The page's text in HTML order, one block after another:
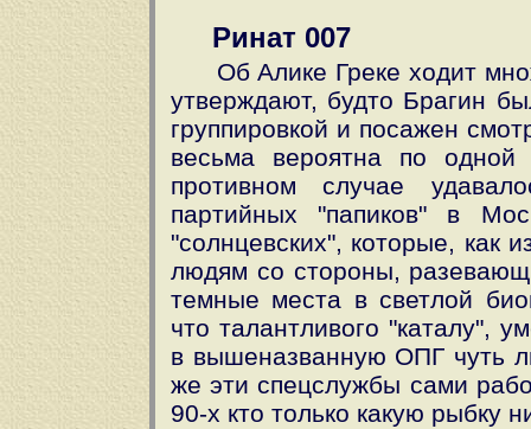
Ринат 007
Об Алике Греке ходит
утверждают, будто Брагин
группировкой и посажен
весьма вероятна по
противном случае
партийных "папиков" в
"солнцевских", которые, как
людям со стороны,
темные места в светлой
что талантливого "каталу",
в вышеназванную ОПГ чуть
же эти спецслужбы сами
90-х кто только какую рыбку